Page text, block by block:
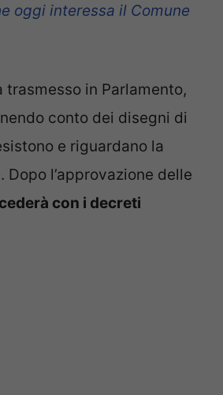
oggi interessa il Comune
trasmesso in Parlamento,
conto dei disegni di
e riguardano la
Dopo l’approvazione delle
con i decreti